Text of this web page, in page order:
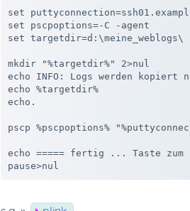
set
set pscpoptions=-C -agent
set targetdir=d:\meine_weblogs\
mkdir "%targetdir%" 2>nul
echo INFO: Logs werden kopiert
echo %targetdir%
echo.
pscp %pscpoptions%
echo ===== fertig ... Taste zum